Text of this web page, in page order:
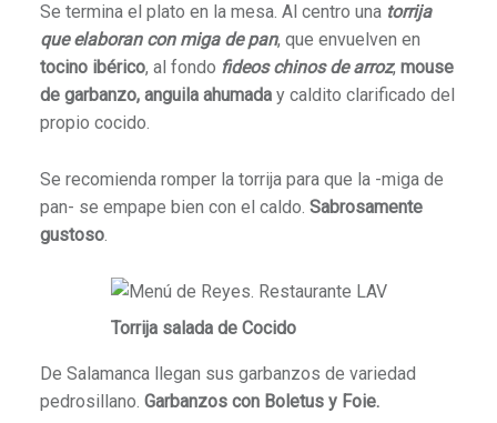
Se termina el plato en la mesa. Al centro una torrija
que elaboran con miga de pan, que envuelven en
tocino ibérico, al fondo fideos chinos de arroz, mouse
de garbanzo, anguila ahumaday caldito clarificado del
propio cocido.
Se recomienda romper la torrija para que la -miga de
pan- se empape bien con el caldo. Sabrosamente
gustoso.
Torrija salada de Cocido
De Salamanca llegan sus garbanzos de variedad
pedrosillano. Garbanzos con Boletus y Foie.